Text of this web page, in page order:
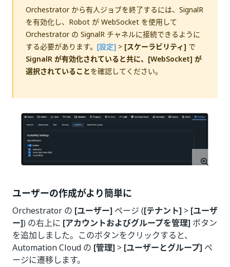
Orchestrator から有人ジョブを終了するには、SignalR
を有効化し、Robot が WebSocket を使用して
Orchestrator の SignalR チャネルに接続できるように
する必要があります。 [設定] > [スケーラビリティ] で
SignalR が有効化されていると共に、[WebSocket] が
選択されていることを確認してください。
ユーザーの作成がより簡単に
Orchestrator の [ユーザー] ページ ([テナント] > [ユーザ
ー]) の右上に [アカウントおよびグループを管理] ボタン
を追加しました。このボタンをクリックすると、
Automation Cloud の [管理] > [ユーザーとグループ] ペ
ージに遷移します。